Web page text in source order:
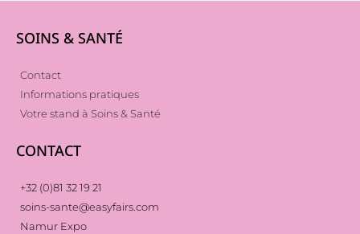
SOINS & SANTÉ
Contact
Informations pratiques
Votre stand à Soins & Santé
CONTACT
+32 (0)81 32 19 21
soins-sante@easyfairs.com
Namur Expo